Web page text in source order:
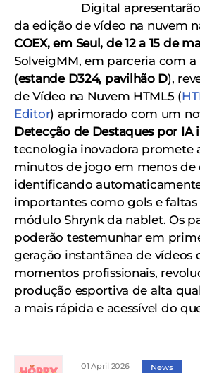
Digital
da edição de vídeo na nuvem
COEX, em Seul, de 12 a 15 de
SolveigMM, em parceria com
(estande D324, pavilhão D),
de Vídeo na Nuvem HTML5 (
Editor) aprimorado com um
Detecção de Destaques por IA
tecnologia inovadora promete
minutos de jogo em menos de
identificando
importantes como gols e faltas
módulo Shrynk da nablet. Os
poderão testemunhar em
geração instantânea de vídeos
momentos profissionais,
produção esportiva de alta
a mais rápida e acessível do
01 April 2026 News